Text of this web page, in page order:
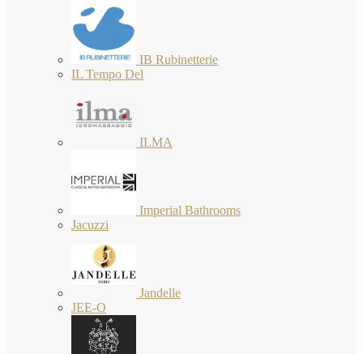
IB Rubinetterie
IL Tempo Del
ILMA
Imperial Bathrooms
Jacuzzi
Jandelle
JEE-O